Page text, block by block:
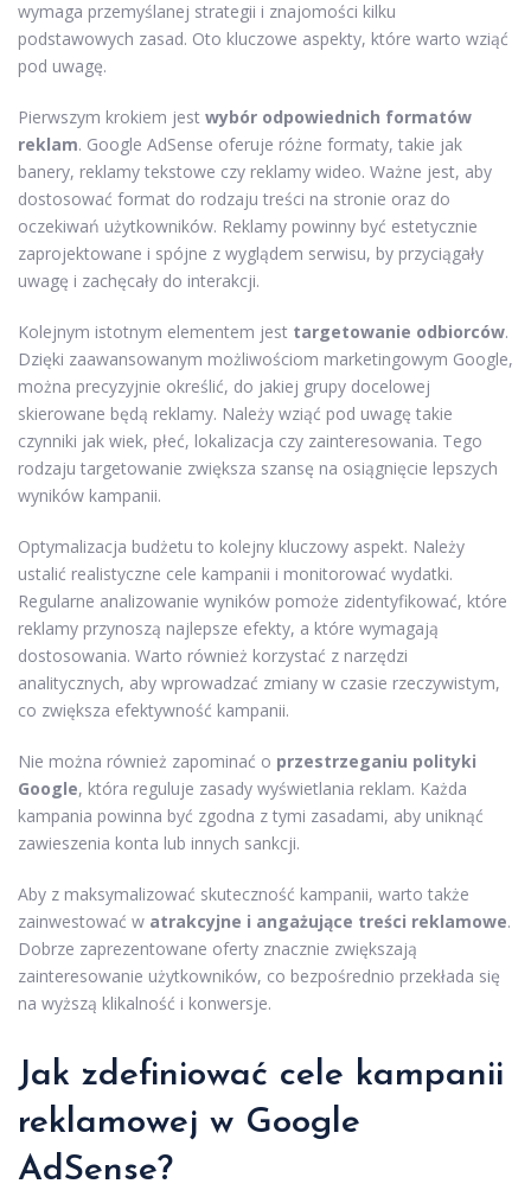
wymaga przemyślanej strategii i znajomości kilku
podstawowych zasad. Oto kluczowe aspekty, które warto wziąć
pod uwagę.
Pierwszym krokiem jest wybór odpowiednich formatów
reklam. Google AdSense oferuje różne formaty, takie jak
banery, reklamy tekstowe czy reklamy wideo. Ważne jest, aby
dostosować format do rodzaju treści na stronie oraz do
oczekiwań użytkowników. Reklamy powinny być estetycznie
zaprojektowane i spójne z wyglądem serwisu, by przyciągały
uwagę i zachęcały do interakcji.
Kolejnym istotnym elementem jest targetowanie odbiorców.
Dzięki zaawansowanym możliwościom marketingowym Google,
można precyzyjnie określić, do jakiej grupy docelowej
skierowane będą reklamy. Należy wziąć pod uwagę takie
czynniki jak wiek, płeć, lokalizacja czy zainteresowania. Tego
rodzaju targetowanie zwiększa szansę na osiągnięcie lepszych
wyników kampanii.
Optymalizacja budżetu to kolejny kluczowy aspekt. Należy
ustalić realistyczne cele kampanii i monitorować wydatki.
Regularne analizowanie wyników pomoże zidentyfikować, które
reklamy przynoszą najlepsze efekty, a które wymagają
dostosowania. Warto również korzystać z narzędzi
analitycznych, aby wprowadzać zmiany w czasie rzeczywistym,
co zwiększa efektywność kampanii.
Nie można również zapominać o przestrzeganiu polityki
Google, która reguluje zasady wyświetlania reklam. Każda
kampania powinna być zgodna z tymi zasadami, aby uniknąć
zawieszenia konta lub innych sankcji.
Aby z maksymalizować skuteczność kampanii, warto także
zainwestować w atrakcyjne i angażujące treści reklamowe.
Dobrze zaprezentowane oferty znacznie zwiększają
zainteresowanie użytkowników, co bezpośrednio przekłada się
na wyższą klikalność i konwersje.
Jak zdefiniować cele kampanii
reklamowej w Google
AdSense?